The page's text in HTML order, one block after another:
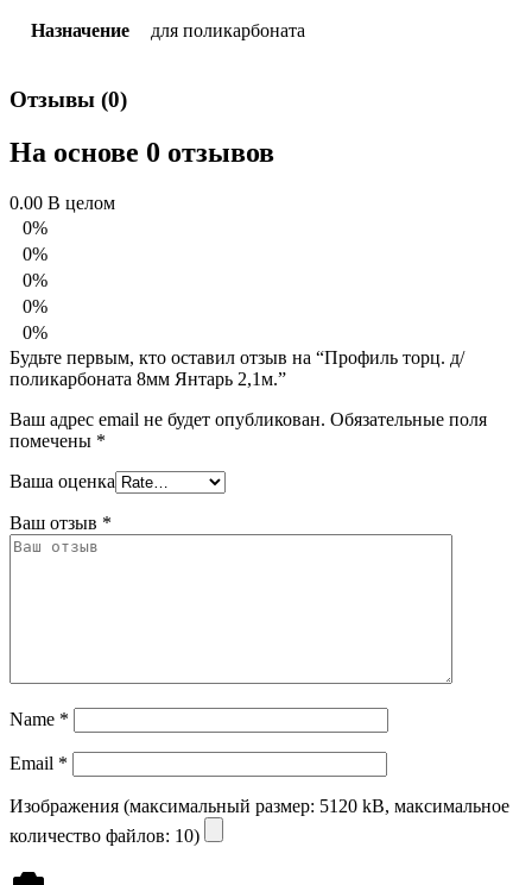
Назначение для поликарбоната
Отзывы (0)
На основе 0 отзывов
0.00 В целом
0%
0%
0%
0%
0%
Будьте первым, кто оставил отзыв на “Профиль торц. д/
поликарбоната 8мм Янтарь 2,1м.”
Ваш адрес email не будет опубликован. Обязательные поля
помечены *
Ваша оценка
Ваш отзыв *
Name *
Email *
Изображения (максимальный размер: 5120 kB, максимальное
количество файлов: 10)